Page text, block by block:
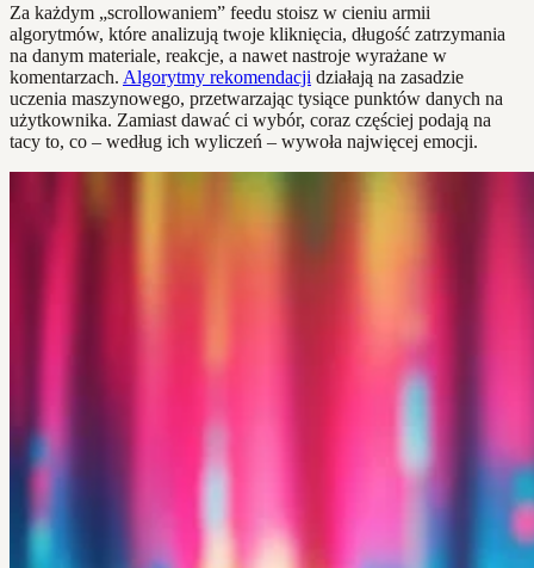
Za każdym „scrollowaniem” feedu stoisz w cieniu armii
algorytmów, które analizują twoje kliknięcia, długość zatrzymania
na danym materiale, reakcje, a nawet nastroje wyrażane w
komentarzach. Algorytmy rekomendacji działają na zasadzie
uczenia maszynowego, przetwarzając tysiące punktów danych na
użytkownika. Zamiast dawać ci wybór, coraz częściej podają na
tacy to, co – według ich wyliczeń – wywoła najwięcej emocji.